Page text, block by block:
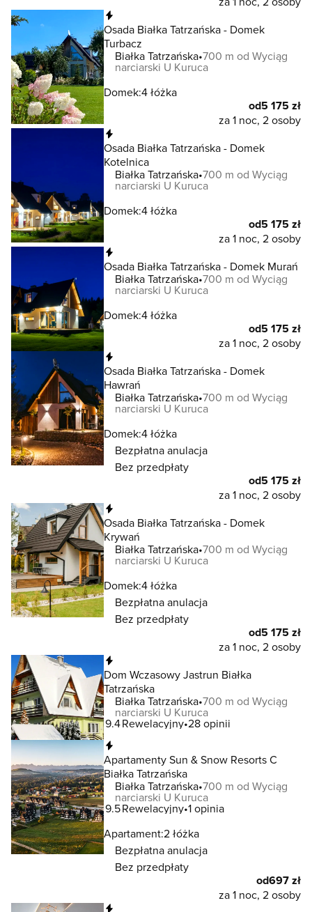
Osada Białka Tatrzańska - Domek
Turbacz
Białka Tatrzańska 700 m od Wyciąg
narciarski U Kuruca
Domek:4 łóżka
od5 175 zł
za 1 noc, 2 osoby
Osada Białka Tatrzańska - Domek
Kotelnica
Białka Tatrzańska 700 m od Wyciąg
narciarski U Kuruca
Domek:4 łóżka
od5 175 zł
za 1 noc, 2 osoby
Osada Białka Tatrzańska - Domek Murań
Białka Tatrzańska 700 m od Wyciąg
narciarski U Kuruca
Domek:4 łóżka
od5 175 zł
za 1 noc, 2 osoby
Osada Białka Tatrzańska - Domek
Hawrań
Białka Tatrzańska 700 m od Wyciąg
narciarski U Kuruca
Domek:4 łóżka
Bezpłatna anulacja
Bez przedpłaty
od5 175 zł
za 1 noc, 2 osoby
Osada Białka Tatrzańska - Domek
Krywań
Białka Tatrzańska 700 m od Wyciąg
narciarski U Kuruca
Domek:4 łóżka
Bezpłatna anulacja
Bez przedpłaty
od5 175 zł
za 1 noc, 2 osoby
Dom Wczasowy Jastrun Białka
Tatrzańska
Białka Tatrzańska 700 m od Wyciąg
narciarski U Kuruca
9.4Rewelacyjny 28 opinii
Apartamenty Sun & Snow Resorts C
Białka Tatrzańska
Białka Tatrzańska 700 m od Wyciąg
narciarski U Kuruca
9.5Rewelacyjny 1 opinia
Apartament:2 łóżka
Bezpłatna anulacja
Bez przedpłaty
od697 zł
za 1 noc, 2 osoby